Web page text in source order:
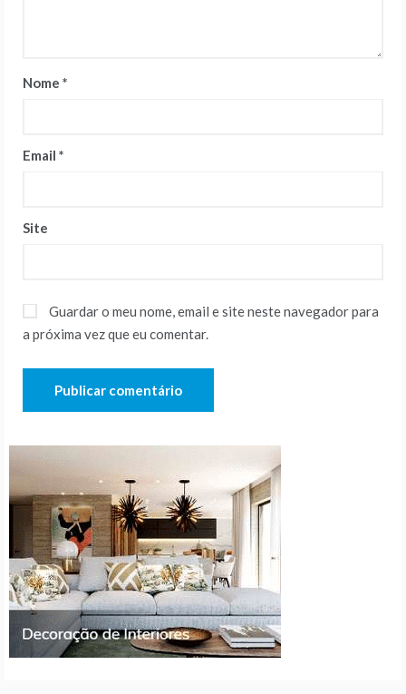
Nome *
Email *
Site
Guardar o meu nome, email e site neste navegador para
a próxima vez que eu comentar.